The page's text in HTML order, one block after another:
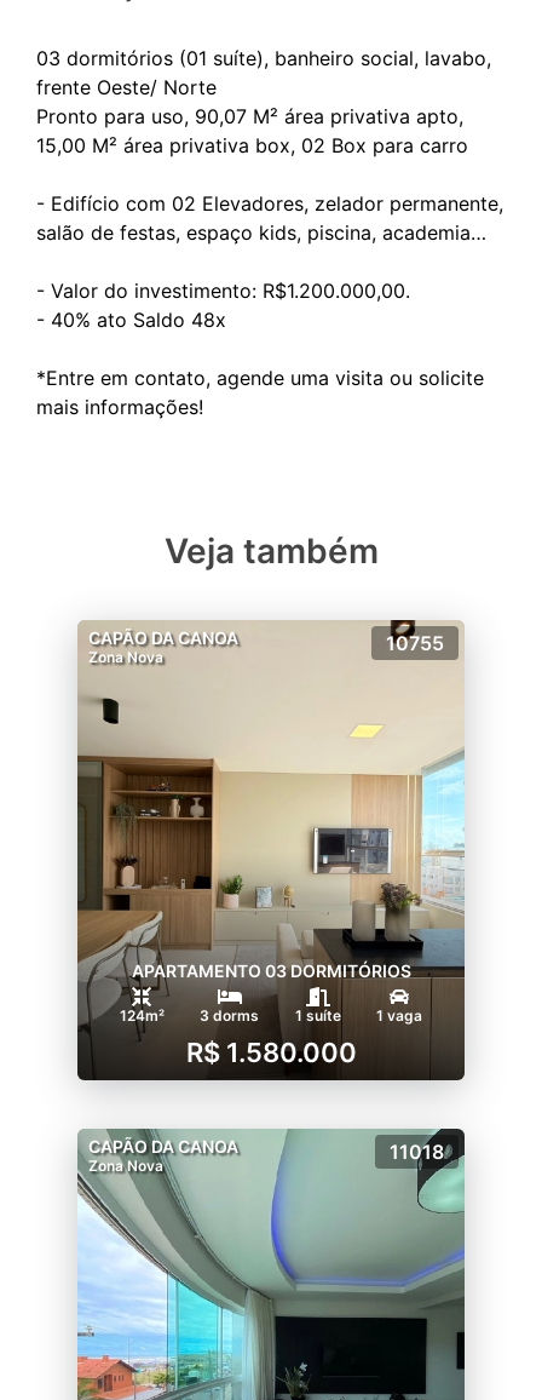
03 dormitórios (01 suíte), banheiro social, lavabo,
frente Oeste/ Norte
Pronto para uso, 90,07 M² área privativa apto,
15,00 M² área privativa box, 02 Box para carro
- Edifício com 02 Elevadores, zelador permanente,
salão de festas, espaço kids, piscina, academia…
- Valor do investimento: R$1.200.000,00.
- ⁠40% ato Saldo 48x
*Entre em contato, agende uma visita ou solicite
Veja também
CAPÃO DA CANOA
Zona Nova
10755
APARTAMENTO 03 DORMITÓRIOS
124m² 3 dorms 1 suíte 1 vaga
R$ 1.580.000
CAPÃO DA CANOA
Zona Nova
11018